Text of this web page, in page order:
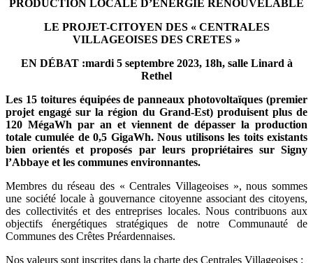
PRODUCTION LOCALE D’ÉNERGIE RENOUVELABLE
LE PROJET-CITOYEN DES « CENTRALES
VILLAGEOISES DES CRETES »
EN DÉBAT :mardi 5 septembre 2023, 18h, salle Linard à
Rethel
Les 15 toitures équipées de panneaux photovoltaïques (premier
projet engagé sur la région du Grand-Est)produisent plus de
120 MégaWh par an et viennent de dépasser la production
totalecumulée de 0,5 GigaWh.Nous utilisons les toits existants
bien orientés et proposés par leurs propriétaires sur Signy
l’Abbaye et les communes environnantes.
Membres du réseau des « Centrales Villageoises », nous sommes
une société locale à gouvernance citoyenne associant des citoyens,
des collectivités et des entreprises locales. Nous contribuons aux
objectifs énergétiques stratégiques de notre Communauté de
Communes des Crêtes Préardennaises.
Nos valeurs sont inscrites dans la charte des Centrales Villageoises :